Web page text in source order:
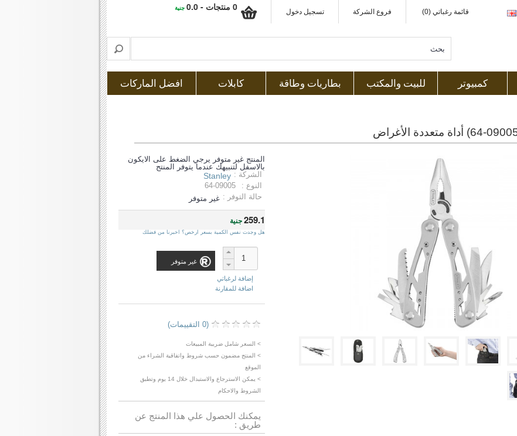
قائمة رغباتي (0) فروع الشركة تسجيل دخول 0 منتجات - 0.0 جنية
كمبيوتر للبيت والمكتب بطاريات وطاقة كابلات افضل الماركات
المنتج غير متوفر يرجي الضغط على الايكون
بالاسفل لتنبيهك عندما يتوفر المنتج
الشركة : Stanley
النوع :
64-09005
حالة التوفر : غير متوفر
259.1جنية
هل وجدت نفس الكمية بسعر ارخص؟ اخبرنا من فضلك
غير متوفر
إضافة لرغباتي
اضافة للمقارنة
(0 التقييمات)
> السعر شامل ضريبة المبيعات
> المنتج مضمون حسب شروط واتفاقية الشراء من
الموقع
> يمكن الاسترجاع والاستبدال خلال 14 يوم وتطبق
الشروط والاحكام
يمكنك الحصول علي هذا المنتج عن
طريق :